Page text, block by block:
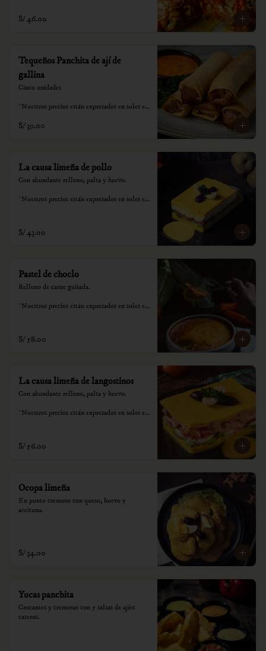
S/ 46.00
Tequeños Panchita de ají de
gallina
Cinco unidades
*Nuestros precios están expresados en soles e
consumo.
S/ 39.00
La causa limeña de pollo
Con abundante relleno, palta y huevo.
*Nuestros precios están expresados en soles e
S/ 43.00
Pastel de choclo
Relleno de carne guisada.
*Nuestros precios están expresados en soles e
S/ 58.00
La causa limeña de langostinos
Con abundante relleno, palta y huevo.
*Nuestros precios están expresados en soles e
S/ 56.00
Ocopa limeña
En punto cremoso con queso, huevo y
aceituna.
S/ 34.00
Yucas panchita
Crocantes y cremosas con 5 salsas de ajíes
caseros.